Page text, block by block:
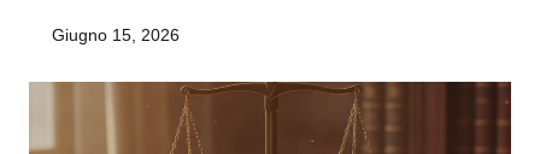
Giugno 15, 2026